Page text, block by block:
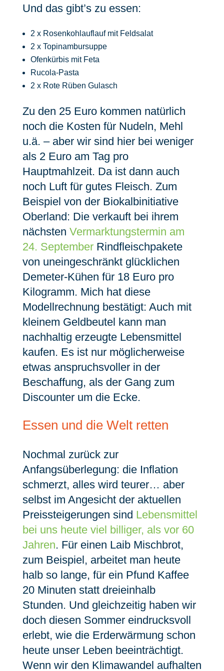
Und das gibt’s zu essen:
2 x Rosenkohlauflauf mit Feldsalat
2 x Topinambursuppe
Ofenkürbis mit Feta
Rucola-Pasta
2 x Rote Rüben Gulasch
Zu den 25 Euro kommen natürlich
noch die Kosten für Nudeln, Mehl
u.ä. – aber wir sind hier bei weniger
als 2 Euro am Tag pro
Hauptmahlzeit. Da ist dann auch
noch Luft für gutes Fleisch. Zum
Beispiel von der Biokalbinitiative
Oberland: Die verkauft bei ihrem
nächsten Vermarktungstermin am
24. SeptemberRindfleischpakete
von uneingeschränkt glücklichen
Demeter-Kühen für 18 Euro pro
Kilogramm. Mich hat diese
Modellrechnung bestätigt: Auch mit
kleinem Geldbeutel kann man
nachhaltig erzeugte Lebensmittel
kaufen. Es ist nur möglicherweise
etwas anspruchsvoller in der
Beschaffung, als der Gang zum
Discounter um die Ecke.
Essen und die Welt retten
Nochmal zurück zur
Anfangsüberlegung: die Inflation
schmerzt, alles wird teurer… aber
selbst im Angesicht der aktuellen
Preissteigerungen sind Lebensmittel
bei uns heute viel billiger, als vor 60
Jahren. Für einen Laib Mischbrot,
zum Beispiel, arbeitet man heute
halb so lange, für ein Pfund Kaffee
20 Minuten statt dreieinhalb
Stunden. Und gleichzeitig haben wir
doch diesen Sommer eindrucksvoll
erlebt, wie die Erderwärmung schon
heute unser Leben beeinträchtigt.
Wenn wir den Klimawandel aufhalten